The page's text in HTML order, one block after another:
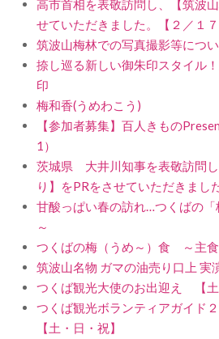
高市首相を表敬訪問し、【筑波
せていただきました。【２／１７
筑波山梅林での写真撮影等につ
捺し巡る新しい御朱印スタイル
印
梅和香(うめわこう)
【参加者募集】百人きもの
1）
茨城県 大井川知事を表敬訪問
り】をPRをさせていただきまし
甘酸っぱい春の訪れ…つくばの
～
つくばの梅（うめ～）食 ～主食
筑波山名物 ガマの油売り口上 実
つくば観光大使のお出迎え 【土
つくば観光ボランティアガイド
【土・日・祝】